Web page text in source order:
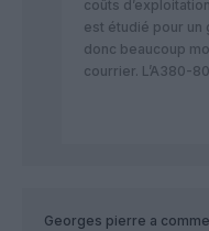
coûts
est étudié pour un
donc beaucoup
courrier. L’A380-
Georges pierre a